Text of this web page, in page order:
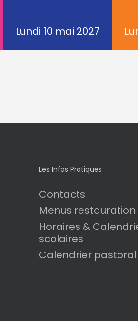
Lundi 10 mai 2027
Les Infos Pratiques
Contacts
Menus
Horaires &
scolaires
Calendrier pastoral